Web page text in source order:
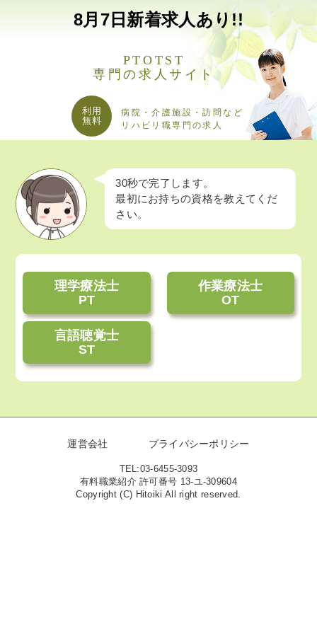
8月 7日 新着求人あり!!
PTOTST
専門の求人サイト
利用
無料
病院・介護施設・訪問など
リハビリ職専門の求人
30秒で完了します。
最初にお持ちの資格を教えてくだ
さい。
理学療法士
PT
作業療法士
OT
言語聴覚士
ST
運営会社 プライバシーポリシー
TEL:03-6455-3093
有料職業紹介 許可番号 13-ユ-309604
Copyright (C) Hitoiki All right reserved.